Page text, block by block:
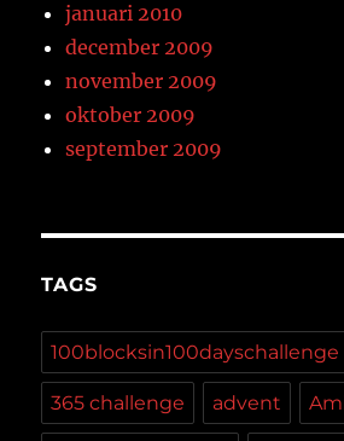
januari 2010
december 2009
november 2009
oktober 2009
september 2009
TAGS
100blocksin100dayschallenge
365 challenge advent